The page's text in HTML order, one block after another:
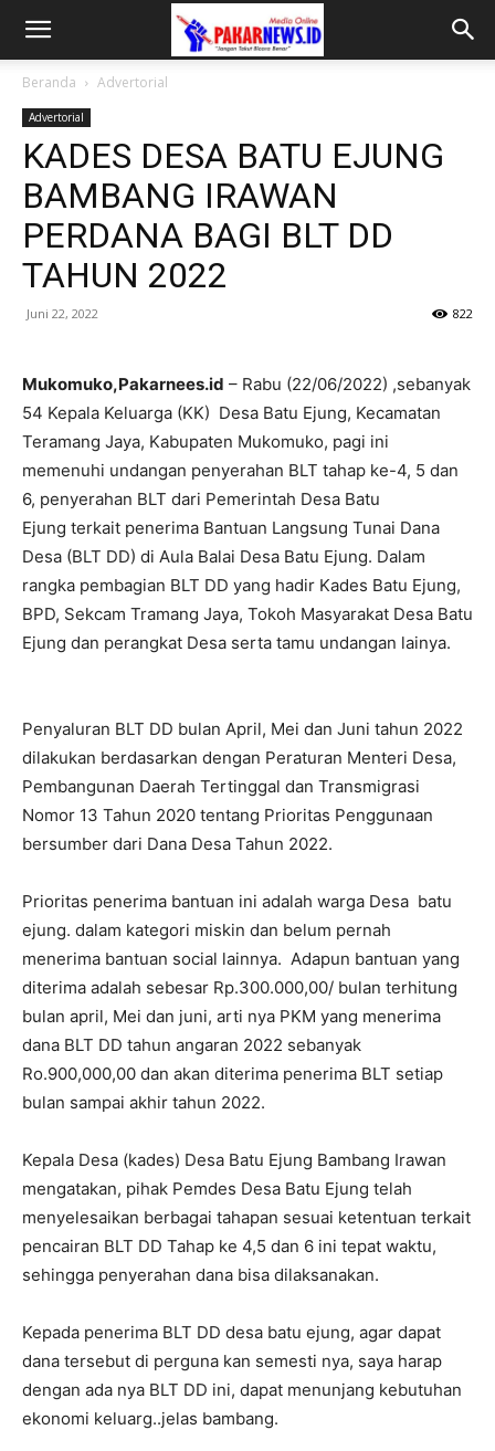
Beranda Advertorial
Advertorial
KADES DESA BATU EJUNG
BAMBANG IRAWAN
PERDANA BAGI BLT DD
TAHUN 2022
Juni 22, 2022 822
Mukomuko,Pakarnees.id – Rabu (22/06/2022) ,sebanyak
54 Kepala Keluarga (KK) Desa Batu Ejung, Kecamatan
Teramang Jaya, Kabupaten Mukomuko, pagi ini
memenuhi undangan penyerahan BLT tahap ke-4, 5 dan
6, penyerahan BLT dari Pemerintah Desa Batu
Ejung terkait penerima Bantuan Langsung Tunai Dana
Desa (BLT DD) di Aula Balai Desa Batu Ejung. Dalam
rangka pembagian BLT DD yang hadir Kades Batu Ejung,
BPD, Sekcam Tramang Jaya, Tokoh Masyarakat Desa Batu
Ejung dan perangkat Desa serta tamu undangan lainya.
Penyaluran BLT DD bulan April, Mei dan Juni tahun 2022
dilakukan berdasarkan dengan Peraturan Menteri Desa,
Pembangunan Daerah Tertinggal dan Transmigrasi
Nomor 13 Tahun 2020 tentang Prioritas Penggunaan
bersumber dari Dana Desa Tahun 2022.
Prioritas penerima bantuan ini adalah warga Desa batu
ejung. dalam kategori miskin dan belum pernah
menerima bantuan social lainnya. Adapun bantuan yang
diterima adalah sebesar Rp.300.000,00/ bulan terhitung
bulan april, Mei dan juni, arti nya PKM yang menerima
dana BLT DD tahun angaran 2022 sebanyak
Ro.900,000,00 dan akan diterima penerima BLT setiap
bulan sampai akhir tahun 2022.
Kepala Desa (kades) Desa Batu Ejung Bambang Irawan
mengatakan, pihak Pemdes Desa Batu Ejung telah
menyelesaikan berbagai tahapan sesuai ketentuan terkait
pencairan BLT DD Tahap ke 4,5 dan 6 ini tepat waktu,
sehingga penyerahan dana bisa dilaksanakan.
Kepada penerima BLT DD desa batu ejung, agar dapat
dana tersebut di perguna kan semesti nya, saya harap
dengan ada nya BLT DD ini, dapat menunjang kebutuhan
ekonomi keluarg..jelas bambang.